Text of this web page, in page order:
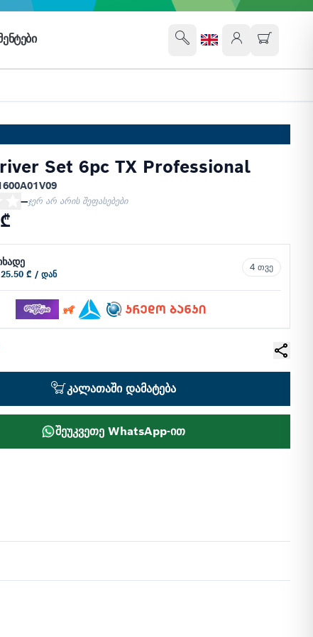
Set 6pc TX Professional
—ჯერ არ არის შეფასებები
25.50 ₾ / დან
4 თვე
კალათაში დამატება
შეუკვეთე WhatsApp-ით